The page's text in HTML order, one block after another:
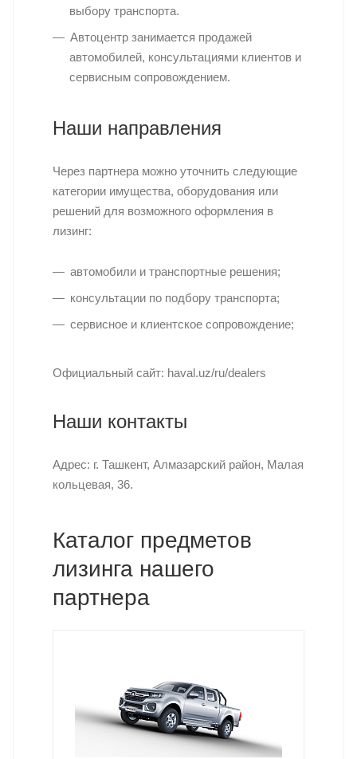
выбору транспорта.
Автоцентр занимается продажей
автомобилей, консультациями клиентов и
сервисным сопровождением.
Наши направления
Через партнера можно уточнить следующие
категории имущества, оборудования или
решений для возможного оформления в
лизинг:
автомобили и транспортные решения;
консультации по подбору транспорта;
сервисное и клиентское сопровождение;
Официальный сайт: haval.uz/ru/dealers
Наши контакты
Адрес: г. Ташкент, Алмазарский район, Малая
кольцевая, 36.
Каталог предметов
лизинга нашего
партнера